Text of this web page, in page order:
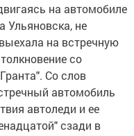
на автомобиле
Ульяновска, не
на встречную
со
Со слов
автомобиль
автоледи и ее
сзади в